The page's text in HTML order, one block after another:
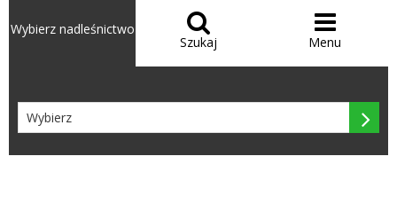
Wybierz nadleśnictwo 
Szukaj

Menu
